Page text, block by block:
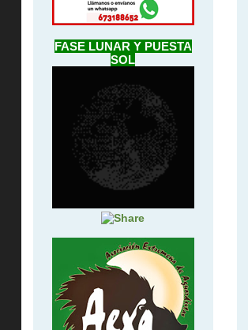
FASE LUNAR Y PUESTA
SOL